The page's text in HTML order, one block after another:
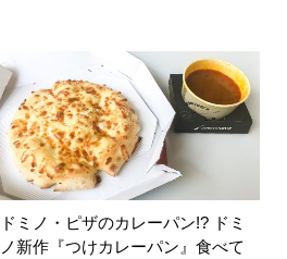
ドミノ・ピザのカレーパン!? ドミ
ノ新作『つけカレーパン』食べて